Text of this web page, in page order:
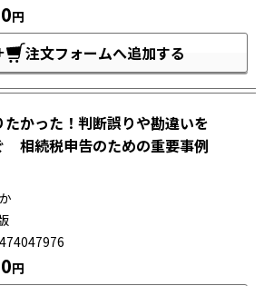
円
注文フォームへ追加する
たかった！判断誤りや勘違いを
相続税申告のための重要事例
円